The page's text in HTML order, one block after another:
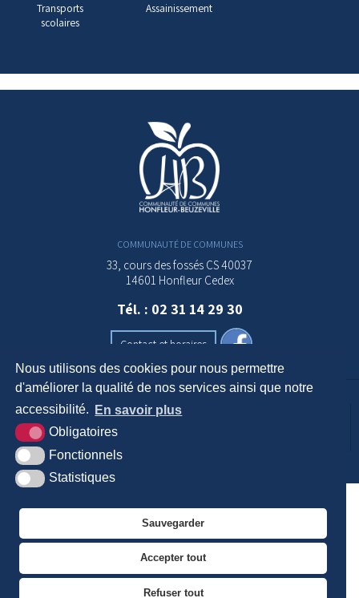
Nous utilisons des cookies pour nous permettre
d'améliorer la qualité de nos services ainsi que notre
accessibilité.
En savoir plus
Obligatoires
Fonctionnels
Statistiques
Sauvegarder
Accepter tout
Refuser tout
Transports
scolaires
Assainissement
COMMUNAUTÉ DE COMMUNES
33, cours des fossés CS 40037
14601 Honfleur Cedex
Tél. : 02 31 14 29 30
Contact et horaires
Plan du
site
Mentions
légales